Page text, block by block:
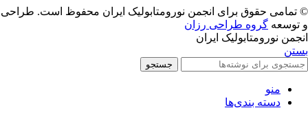
© تمامی حقوق برای انجمن نورومتابولیک ایران محفوظ است. طراحی
و توسعه گروه طراحی رزان
انجمن نورومتابولیک ایران
بستن
جستجو
منو
دسته بندی‌ها